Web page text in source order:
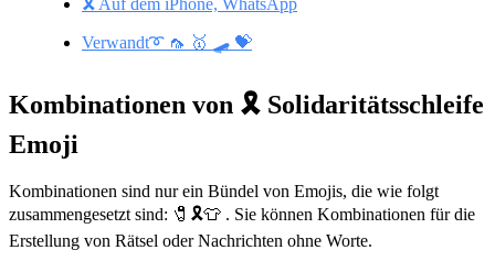
Verwandt➰ 🦟 🥇 🛹 💝
Kombinationen von 🎗️ Solidaritätsschleife
Emoji
Kombinationen sind nur ein Bündel von Emojis, die wie folgt
zusammengesetzt sind: 🧷🎗️👕 . Sie können Kombinationen für die
Erstellung von Rätsel oder Nachrichten ohne Worte.